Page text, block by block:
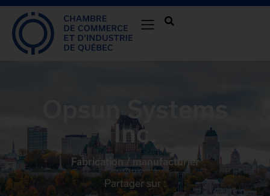
Opsun Systems
Inc.
Fabrication / manufacturier
Partager sur :